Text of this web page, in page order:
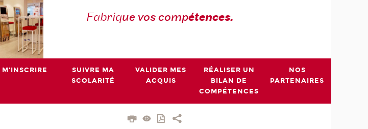
Fabrique vos compétences.
M'INSCRIRE
SUIVRE MA
SCOLARITÉ
VALIDER MES
ACQUIS
RÉALISER UN
BILAN DE
COMPÉTENCES
NOS
PARTENAIRES